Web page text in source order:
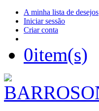
A minha lista de desejos
Iniciar sessão
Criar conta
0item(s)